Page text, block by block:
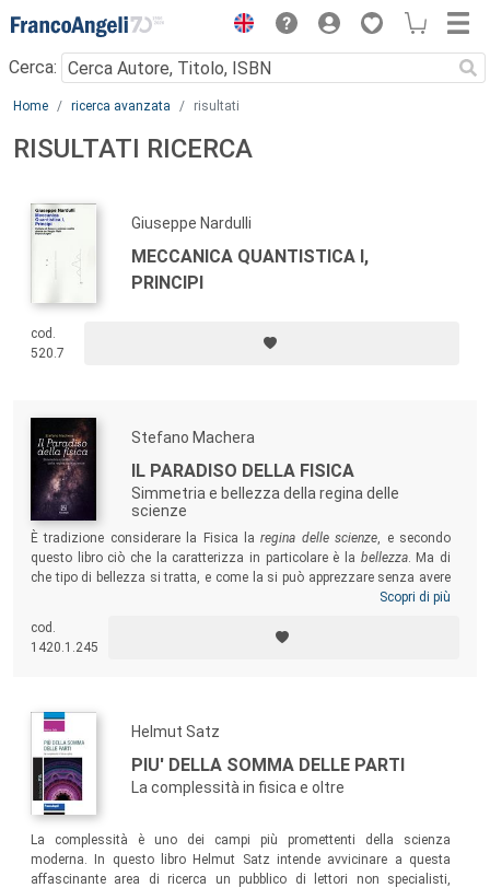
Menu
Cerca:
Main content
Home ricerca avanzata risultati
RISULTATI RICERCA
Giuseppe Nardulli
MECCANICA QUANTISTICA I,
PRINCIPI
cod.
520.7
Stefano Machera
IL PARADISO DELLA FISICA
Simmetria e bellezza della regina delle
scienze
È tradizione considerare la Fisica laregina delle scienze, e secondo
questo libro ciò che la caratterizza in particolare è la bellezza. Ma di
che tipo di bellezza si tratta, e come la si può apprezzare senza avere
anni di studio specialistico alle spalle? Chi vorrà addentrarsi in queste
universo della Fisica, accostandosi nel modo più semplice possibile
(ma non semplicistico) ad argomenti via via più avanzati, dalla
Scopri di più
cod.
1420.1.245
Helmut Satz
PIU' DELLA SOMMA DELLE PARTI
La complessità in fisica e oltre
La complessità è uno dei campi più promettenti della scienza
moderna. In questo libro Helmut Satz intende avvicinare a questa
affascinante area di ricerca un pubblico di lettori non specialisti,